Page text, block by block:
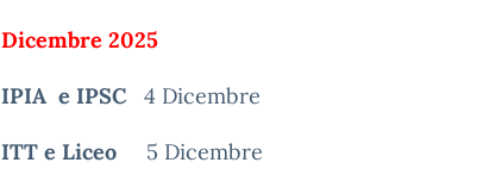
Dicembre 2025
IPIA e IPSC 4 Dicembre
ITT e Liceo 5 Dicembre